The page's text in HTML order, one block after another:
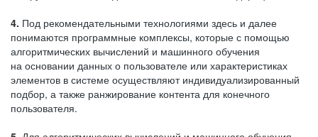
4. Под рекомендательными технологиями здесь и далее
понимаются программные комплексы, которые с помощью
алгоритмических вычислений и машинного обучения
на основании данных о пользователе или характеристиках
элементов в системе осуществляют индивидуализированный
подбор, а также ранжирование контента для конечного
пользователя.